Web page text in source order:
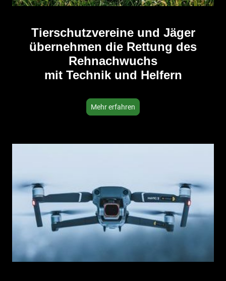
Tierschutzvereine und Jäger
übernehmen die Rettung des
Rehnachwuchs
mit Technik und Helfern
Mehr erfahren